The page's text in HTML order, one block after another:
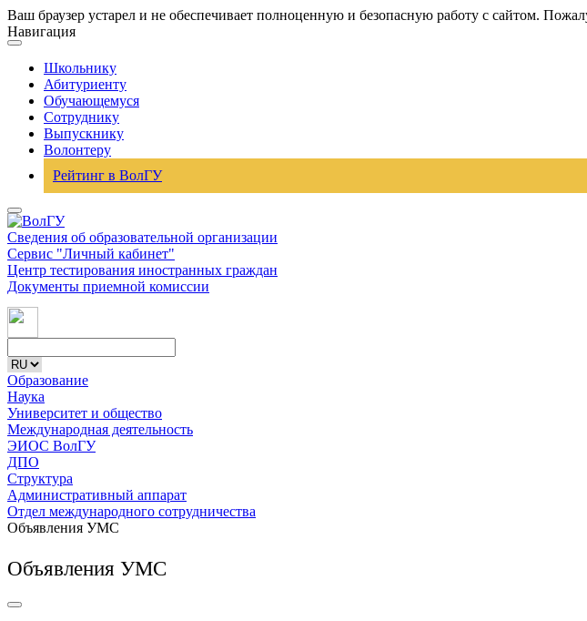
Ваш браузер устарел и не обеспечивает полноценную и безопасную работу с сайтом.
Навигация
Школьнику
Абитуриенту
Обучающемуся
Сотруднику
Выпускнику
Волонтеру
Рейтинг в ВолГУ
Сведения об образовательной организации
Сервис "Личный кабинет"
Центр тестирования иностранных граждан
Документы приемной комиссии
Образование
Наука
Университет и общество
Международная деятельность
ЭИОС ВолГУ
ДПО
Структура
Административный аппарат
Отдел международного сотрудничества
Объявления УМС
Объявления УМС